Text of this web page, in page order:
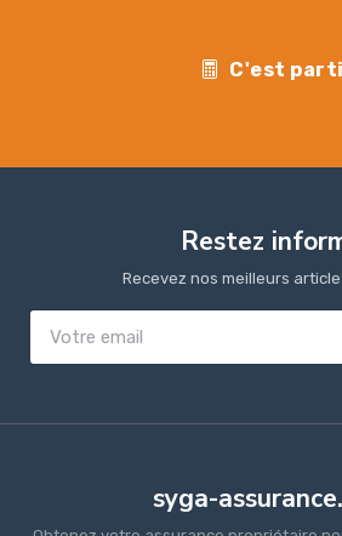
C'est parti
Restez
Recevez nos meilleurs
syga-